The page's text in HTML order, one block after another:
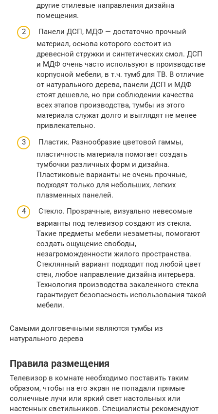
другие стилевые направления дизайна
помещения.
Панели ДСП, МДФ — достаточно прочный
материал, основа которого состоит из
древесной стружки и синтетических смол. ДСП
и МДФ очень часто используют в производстве
корпусной мебели, в т.ч. тумб для ТВ. В отличие
от натурального дерева, панели ДСП и МДФ
стоят дешевле, но при соблюдении качества
всех этапов производства, тумбы из этого
материала служат долго и выглядят не менее
привлекательно.
Пластик. Разнообразие цветовой гаммы,
пластичность материала помогает создать
тумбочки различных форм и дизайна.
Пластиковые варианты не очень прочные,
подходят только для небольших, легких
плазменных панелей.
Стекло. Прозрачные, визуально невесомые
варианты под телевизор создают из стекла.
Такие предметы мебели незаметны, помогают
создать ощущение свободы,
незагроможденности жилого пространства.
Стеклянный вариант подходит под любой цвет
стен, любое направление дизайна интерьера.
Технология производства закаленного стекла
гарантирует безопасность использования такой
мебели.
Самыми долговечными являются тумбы из
натурального дерева
Правила размещения
Телевизор в комнате необходимо поставить таким
образом, чтобы на его экран не попадали прямые
солнечные лучи или яркий свет настольных или
настенных светильников. Специалисты рекомендуют